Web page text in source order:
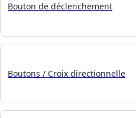
Bouton de déclenchement
Boutons / Croix directionnelle